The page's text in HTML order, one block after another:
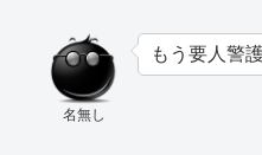
名無し
もう要人警